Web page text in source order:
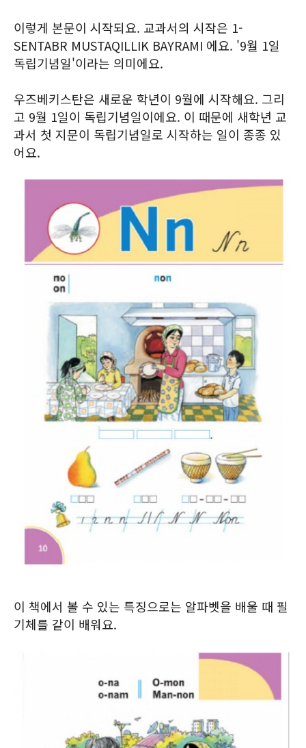
이렇게 본문이 시작되요. 교과서의 시작은 1-
SENTABR MUSTAQILLIK BAYRAMI 에요. '9월 1일
독립기념일'이라는 의미에요.
우즈베키스탄은 새로운 학년이 9월에 시작해요. 그리
고 9월 1일이 독립기념일이에요. 이 때문에 새학년 교
과서 첫 지문이 독립기념일로 시작하는 일이 종종 있
어요.
이 책에서 볼 수 있는 특징으로는 알파벳을 배울 때 필
기체를 같이 배워요.